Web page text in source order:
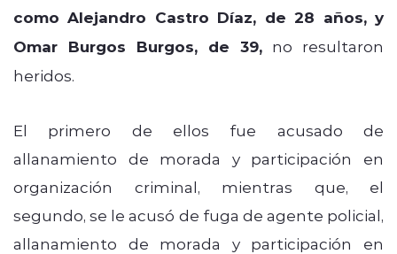
como Alejandro Castro Díaz, de 28 años, y
Omar Burgos Burgos, de 39, no resultaron
heridos.
El primero de ellos fue acusado de
allanamiento de morada y participación en
organización criminal, mientras que, el
segundo, se le acusó de fuga de agente policial,
allanamiento de morada y participación en